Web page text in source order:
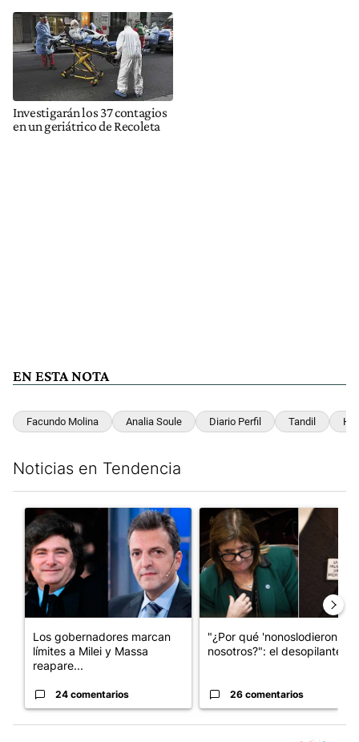
Investigarán los 37 contagios
en un geriátrico de Recoleta
EN ESTA NOTA
Facundo Molina Analia Soule Diario Perfil Tandil
Noticias en Tendencia
Un artículo de tendencia con el título "Los gobernadores
Los gobernadores marcan
límites a Milei y Massa
reapare...
24 comentarios
Un artículo de tendencia con
"¿Por qué 'nonoslodieron' a
nosotros?": el desopilante ...
26 comentarios